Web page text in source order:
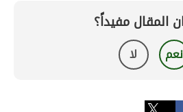
المقال مفيداً؟
نعم لا